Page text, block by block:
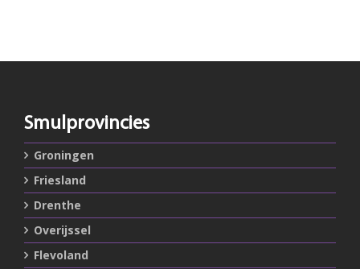
Smulprovincies
Groningen
Friesland
Drenthe
Overijssel
Flevoland